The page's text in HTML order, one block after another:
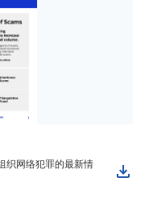
织网络犯罪的最新情